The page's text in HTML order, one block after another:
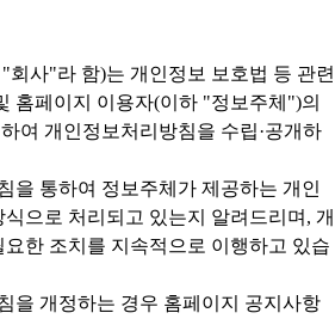
회사"라 함)는 개인정보 보호법 등 관련
홈페이지 이용자(이하 "정보주체")의
여 개인정보처리방침을 수립·공개하
을 통하여 정보주체가 제공하는 개인
으로 처리되고 있는지 알려드리며, 개
한 조치를 지속적으로 이행하고 있습
을 개정하는 경우 홈페이지 공지사항